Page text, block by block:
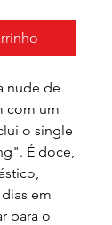
nude de
com um
o single
É doce,
em
para o